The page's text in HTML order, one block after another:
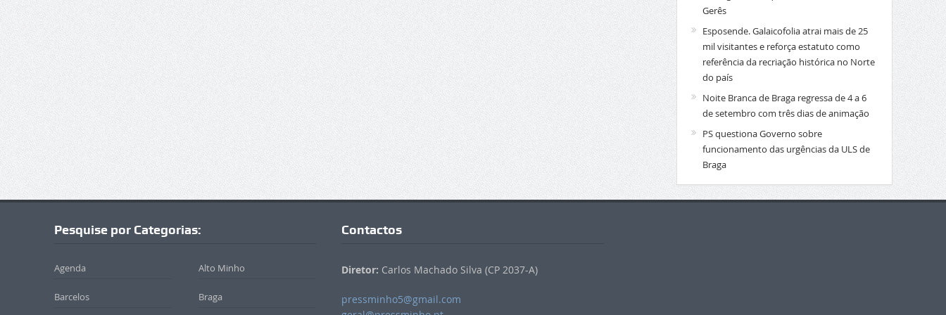
Gerês
Esposende. Galaicofolia atrai mais de 25
mil visitantes e reforça estatuto como
referência da recriação histórica no Norte
do país
Noite Branca de Braga regressa de 4 a 6
de setembro com três dias de animação
PS questiona Governo sobre
funcionamento das urgências da ULS de
Braga
Pesquise por Categorias:
Agenda Alto Minho
Barcelos Braga
Contactos
Diretor: Carlos Machado Silva (CP 2037-A)
pressminho5@gmail.com